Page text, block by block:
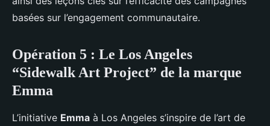
basées sur l’engagement communautaire.
Opération 5 : Le Los Angeles
“Sidewalk Art Project” de la marque
Emma
L’initiative Emma à Los Angeles s’inspire de l’art de